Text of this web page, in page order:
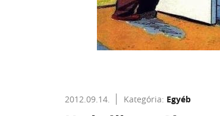
2012.09.14. Kategória: Egyéb